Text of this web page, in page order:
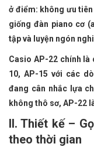
ở điểm: không ưu
giống đàn piano cơ
tập và luyện ngón
Casio AP-22 chính
10, AP-15 với các
đang cân nhắc lựa
không thô sơ, AP-22
II. Thiết kế –
theo thời gian